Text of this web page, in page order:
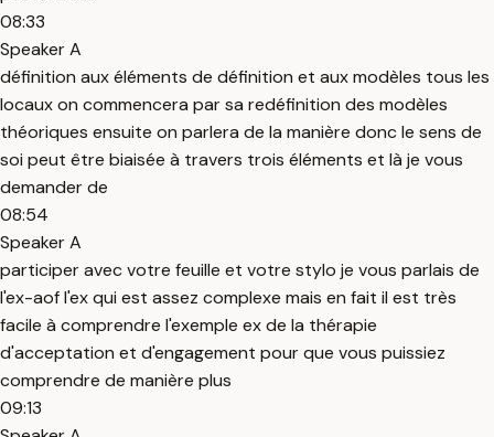
08:33
Speaker A
définition aux éléments de définition et aux modèles tous les
locaux on commencera par sa redéfinition des modèles
théoriques ensuite on parlera de la manière donc le sens de
soi peut être biaisée à travers trois éléments et là je vous
demander de
08:54
Speaker A
participer avec votre feuille et votre stylo je vous parlais de
l'ex-aof l'ex qui est assez complexe mais en fait il est très
facile à comprendre l'exemple ex de la thérapie
d'acceptation et d'engagement pour que vous puissiez
comprendre de manière plus
09:13